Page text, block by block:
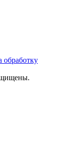
обработку